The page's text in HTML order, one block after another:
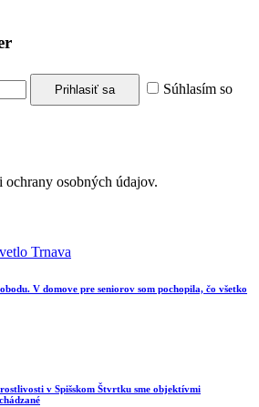
Súhlasím so
ochrany osobných údajov.
V domove pre seniorov som pochopila, čo všetko
v Spišskom Štvrtku sme objektívmi